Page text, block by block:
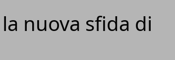
nuova sfida di